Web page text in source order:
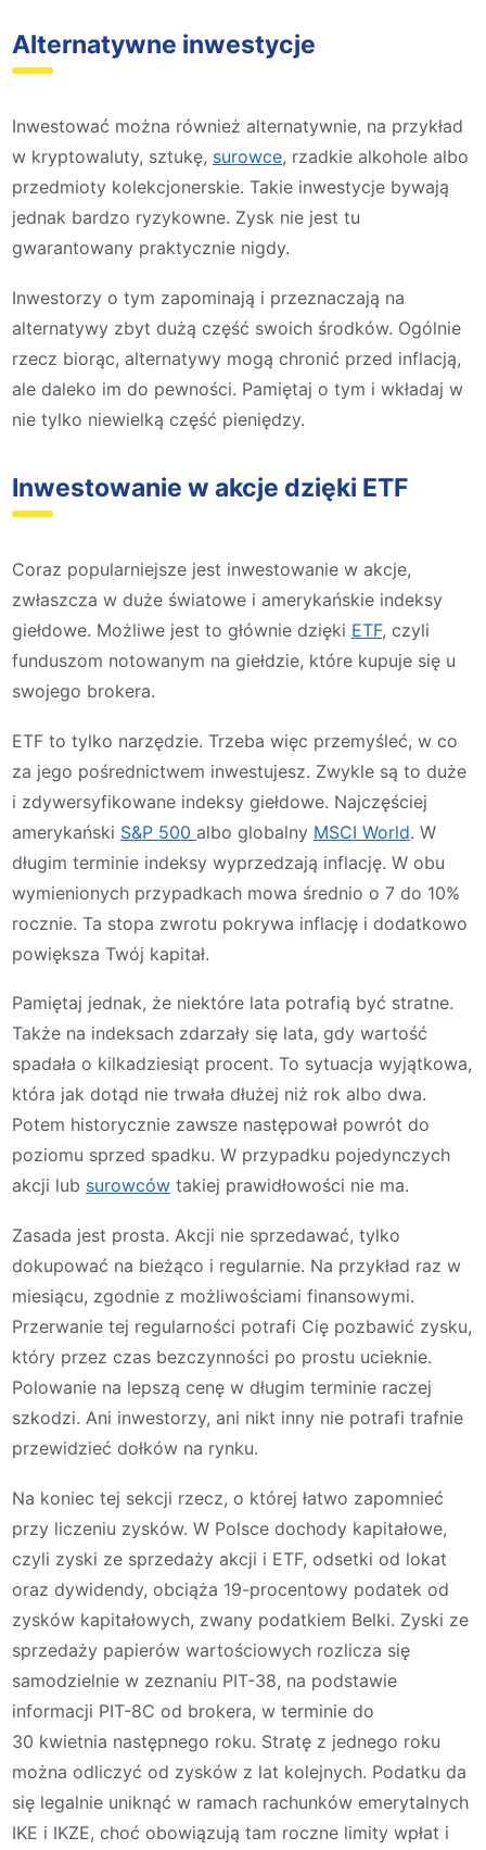
Alternatywne inwestycje
Inwestować można również alternatywnie, na przykład
w kryptowaluty, sztukę, surowce, rzadkie alkohole albo
przedmioty kolekcjonerskie. Takie inwestycje bywają
jednak bardzo ryzykowne. Zysk nie jest tu
gwarantowany praktycznie nigdy.
Inwestorzy o tym zapominają i przeznaczają na
alternatywy zbyt dużą część swoich środków. Ogólnie
rzecz biorąc, alternatywy mogą chronić przed inflacją,
ale daleko im do pewności. Pamiętaj o tym i wkładaj w
nie tylko niewielką część pieniędzy.
Inwestowanie w akcje dzięki ETF
Coraz popularniejsze jest inwestowanie w akcje,
zwłaszcza w duże światowe i amerykańskie indeksy
giełdowe. Możliwe jest to głównie dzięki ETF, czyli
funduszom notowanym na giełdzie, które kupuje się u
swojego brokera.
ETF to tylko narzędzie. Trzeba więc przemyśleć, w co
za jego pośrednictwem inwestujesz. Zwykle są to duże
i zdywersyfikowane indeksy giełdowe. Najczęściej
amerykański S&P 500 albo globalny MSCI World. W
długim terminie indeksy wyprzedzają inflację. W obu
wymienionych przypadkach mowa średnio o 7 do 10%
rocznie. Ta stopa zwrotu pokrywa inflację i dodatkowo
powiększa Twój kapitał.
Pamiętaj jednak, że niektóre lata potrafią być stratne.
Także na indeksach zdarzały się lata, gdy wartość
spadała o kilkadziesiąt procent. To sytuacja wyjątkowa,
która jak dotąd nie trwała dłużej niż rok albo dwa.
Potem historycznie zawsze następował powrót do
poziomu sprzed spadku. W przypadku pojedynczych
akcji lub surowców takiej prawidłowości nie ma.
Zasada jest prosta. Akcji nie sprzedawać, tylko
dokupować na bieżąco i regularnie. Na przykład raz w
miesiącu, zgodnie z możliwościami finansowymi.
Przerwanie tej regularności potrafi Cię pozbawić zysku,
który przez czas bezczynności po prostu ucieknie.
Polowanie na lepszą cenę w długim terminie raczej
szkodzi. Ani inwestorzy, ani nikt inny nie potrafi trafnie
przewidzieć dołków na rynku.
Na koniec tej sekcji rzecz, o której łatwo zapomnieć
przy liczeniu zysków. W Polsce dochody kapitałowe,
czyli zyski ze sprzedaży akcji i ETF, odsetki od lokat
oraz dywidendy, obciąża 19-procentowy podatek od
zysków kapitałowych, zwany podatkiem Belki. Zyski ze
sprzedaży papierów wartościowych rozlicza się
samodzielnie w zeznaniu PIT-38, na podstawie
informacji PIT-8C od brokera, w terminie do
30 kwietnia następnego roku. Stratę z jednego roku
można odliczyć od zysków z lat kolejnych. Podatku da
się legalnie uniknąć w ramach rachunków emerytalnych
IKE i IKZE, choć obowiązują tam roczne limity wpłat i